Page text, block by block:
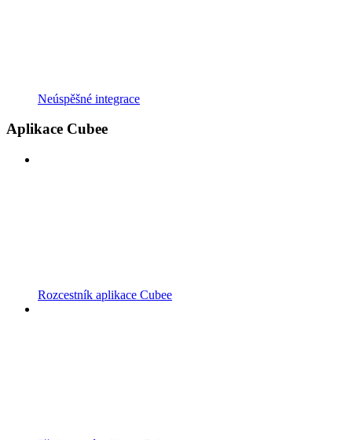
Neúspěšné integrace
Aplikace Cubee
Rozcestník aplikace Cubee